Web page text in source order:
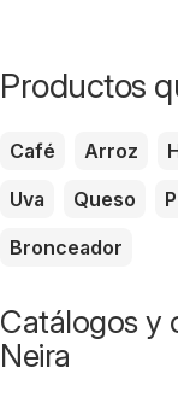
Productos
Café Arroz
Uva
Queso
Bronceador
Catálogos y
Neira